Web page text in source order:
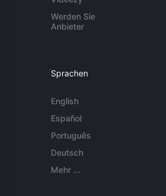
Werden Sie
Anbieter
Sprachen
English
Español
Português
Deutsch
Mehr ...